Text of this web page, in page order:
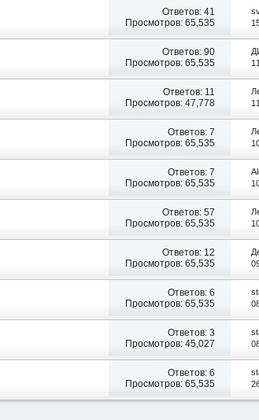
Ответов:41
Просмотров: 65,535
Ответов:90
Просмотров: 65,535
Ответов: 11
Просмотров: 47,778
Ответов:7
Просмотров: 65,535
Ответов:7
Просмотров: 65,535
Ответов:57
Просмотров: 65,535
Ответов: 12
Просмотров: 65,535
Ответов:6
Просмотров: 65,535
Ответов:3
Просмотров: 45,027
Ответов:6
Просмотров: 65,535